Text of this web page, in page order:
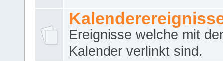
Ereignisse welche mit
Kalender verlinkt sind.